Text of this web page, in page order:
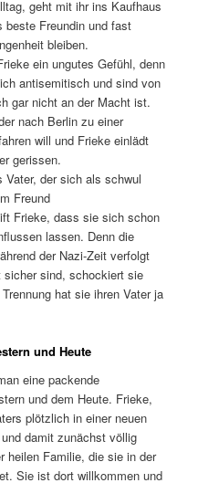
geht mit ihr ins Kaufhaus
beste Freundin und fast
bleiben.
ein ungutes Gefühl, denn
antisemitisch und sind von
gar nicht an der Macht ist.
nach Berlin zu einer
will und Frieke einlädt
gerissen.
Vater, der sich als schwul
Freund
Frieke, dass sie sich schon
lassen. Denn die
der Nazi-Zeit verfolgt
sicher sind, schockiert sie
hat sie ihren Vater ja
und Heute
eine packende
und dem Heute. Frieke,
plötzlich in einer neuen
damit zunächst völlig
heilen Familie, die sie in der
Sie ist dort willkommen und